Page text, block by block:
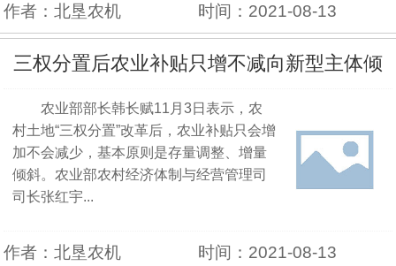
作者：北垦农机 时间：2021-08-13
三权分置后农业补贴只增不减向新型主体倾
斜
农业部部长韩长赋11月3日表示，农
村土地“三权分置”改革后，农业补贴只会增
加不会减少，基本原则是存量调整、增量
倾斜。农业部农村经济体制与经营管理司
司长张红宇...
作者：北垦农机 时间：2021-08-13